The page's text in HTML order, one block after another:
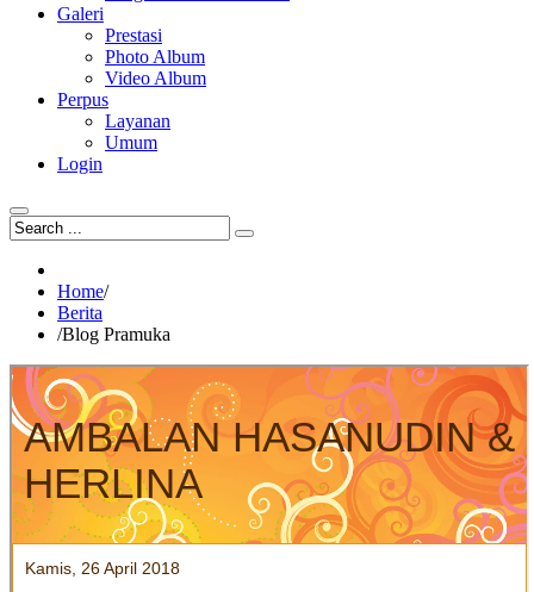
Galeri
Prestasi
Photo Album
Video Album
Perpus
Layanan
Umum
Login
Home/
Berita
/Blog Pramuka